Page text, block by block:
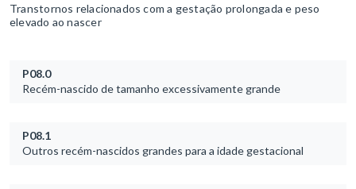
Transtornos relacionados com a gestação prolongada e peso
elevado ao nascer
P08.0
Recém-nascido de tamanho excessivamente grande
P08.1
Outros recém-nascidos grandes para a idade gestacional